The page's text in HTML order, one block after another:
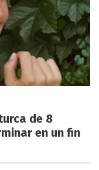
de 8
en un fin